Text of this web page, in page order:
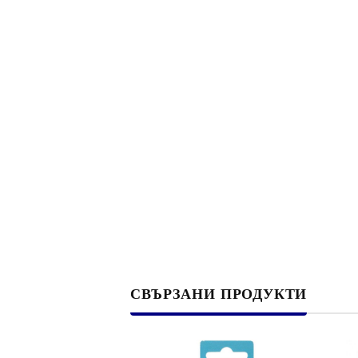
VERSAMAGIC - Chalk ink,
Тебеширено мастило
BRILLIANCE - Пигментно мастило
СВЪРЗАНИ ПРОДУКТИ